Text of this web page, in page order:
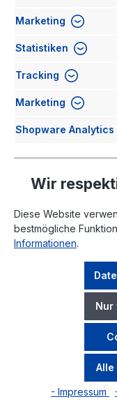
Ihre E-Mail-Adresse
Zurück
Rechtliches
* Alle Preise
Versandkostenund
Copyright
Marketing
Statistiken
Tracking
Marketing
Shopware Analytics
Wir
Diese Website
bestmögliche
Informationen.
Nur
Alle
- Impressum